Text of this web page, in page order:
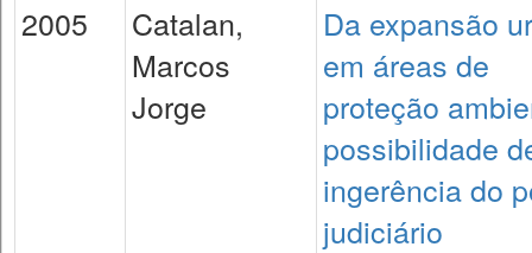
2005
Catalan,
Marcos
Jorge
Da expansão
em áreas de
proteção
possibilidade
ingerência do
judiciário